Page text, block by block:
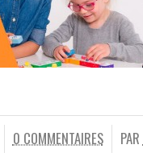
0 COMMENTAIRES
/ PAR